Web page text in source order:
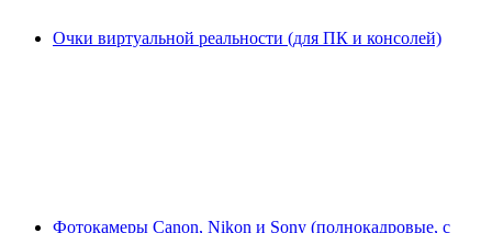
Очки виртуальной реальности (для ПК и консолей)
Фотокамеры Canon, Nikon и Sony (полнокадровые, с